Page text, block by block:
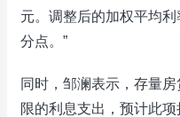
元。调整后的加权平均
分点。”
同时，邹澜表示，存量
限的利息支出，预计此